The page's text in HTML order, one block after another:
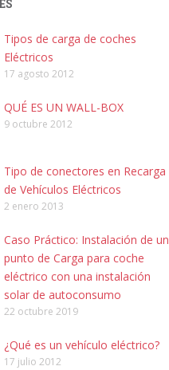
Tipos de carga de coches
Eléctricos
17 agosto 2012
QUÉ ES UN WALL-BOX
9 octubre 2012
Tipo de conectores en Recarga
de Vehículos Eléctricos
2 enero 2013
Caso Práctico: Instalación de un
punto de Carga para coche
eléctrico con una instalación
solar de autoconsumo
22 octubre 2019
¿Qué es un vehículo eléctrico?
17 julio 2012